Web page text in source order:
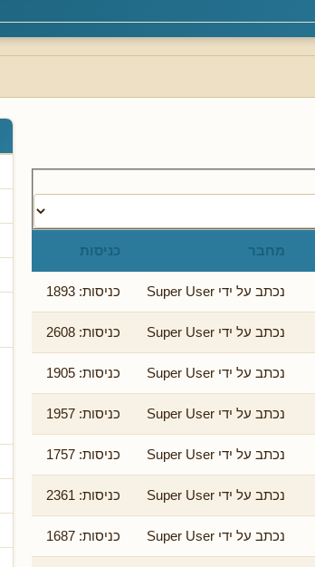
מחבר כניסות
נכתב על ידי Super User כניסות: 1893
נכתב על ידי Super User כניסות: 2608
נכתב על ידי Super User כניסות: 1905
נכתב על ידי Super User כניסות: 1957
נכתב על ידי Super User כניסות: 1757
נכתב על ידי Super User כניסות: 2361
נכתב על ידי Super User כניסות: 1687